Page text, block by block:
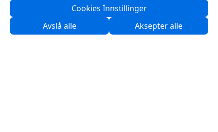
Cookies Innstillinger
Avslå alle
Aksepter alle
Kontakt oss